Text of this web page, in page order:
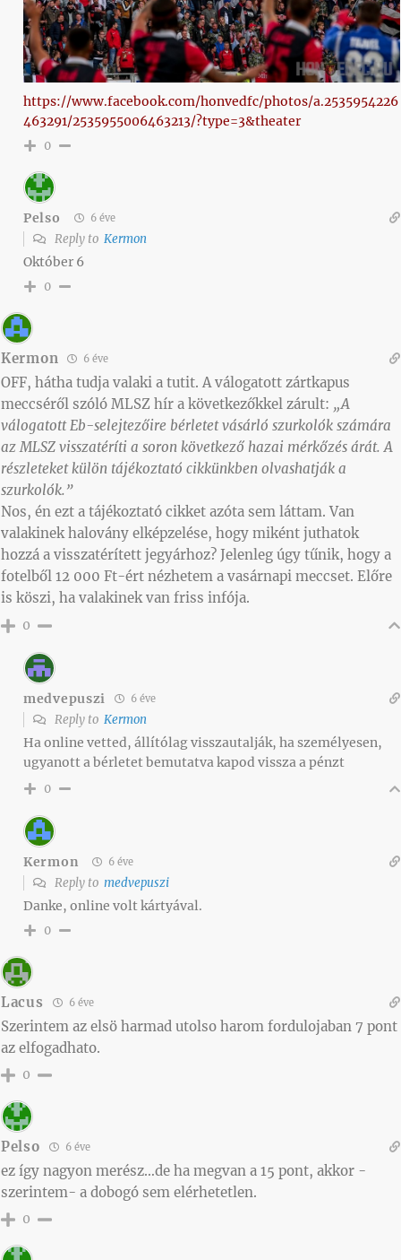
https://www.facebook.com/honvedfc/photos/a.2535954226
463291/2535955006463213/?type=3&theater
0
Pelso 6 éve
Reply to Kermon
Október 6
0
Kermon 6 éve
OFF, hátha tudja valaki a tutit. A válogatott zártkapus
meccséről szóló MLSZ hír a következőkkel zárult: „A
válogatott Eb-selejtezőire bérletet vásárló szurkolók számára
az MLSZ visszatéríti a soron következő hazai mérkőzés árát. A
részleteket külön tájékoztató cikkünkben olvashatják a
szurkolók.”
Nos, én ezt a tájékoztató cikket azóta sem láttam. Van
valakinek halovány elképzelése, hogy miként juthatok
hozzá a visszatérített jegyárhoz? Jelenleg úgy tűnik, hogy a
fotelből 12 000 Ft-ért nézhetem a vasárnapi meccset. Előre
is köszi, ha valakinek van friss infója.
0
medvepuszi 6 éve
Reply to Kermon
Ha online vetted, állítólag visszautalják, ha személyesen,
ugyanott a bérletet bemutatva kapod vissza a pénzt
0
Kermon 6 éve
Reply to medvepuszi
Danke, online volt kártyával.
0
Lacus 6 éve
Szerintem az elsö harmad utolso harom fordulojaban 7 pont
az elfogadhato.
0
Pelso 6 éve
ez így nagyon merész…de ha megvan a 15 pont, akkor -
szerintem- a dobogó sem elérhetetlen.
0